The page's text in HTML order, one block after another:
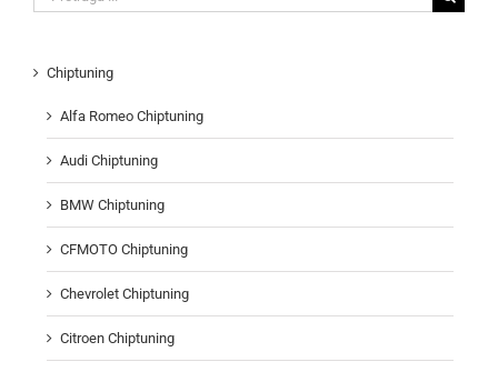
for:
Chiptuning
Alfa Romeo Chiptuning
Audi Chiptuning
BMW Chiptuning
CFMOTO Chiptuning
Chevrolet Chiptuning
Citroen Chiptuning